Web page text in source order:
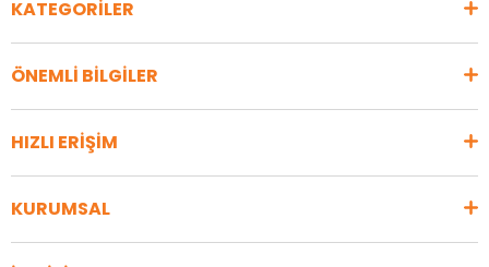
KATEGORİLER
ÖNEMLİ BİLGİLER
HIZLI ERİŞİM
KURUMSAL